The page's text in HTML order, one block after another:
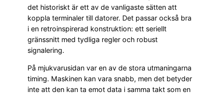
det historiskt är ett av de vanligaste sätten att
koppla terminaler till datorer. Det passar också bra
i en retroinspirerad konstruktion: ett seriellt
gränssnitt med tydliga regler och robust
signalering.
På mjukvarusidan var en av de stora utmaningarna
timing. Maskinen kan vara snabb, men det betyder
inte att den kan ta emot data i samma takt som en